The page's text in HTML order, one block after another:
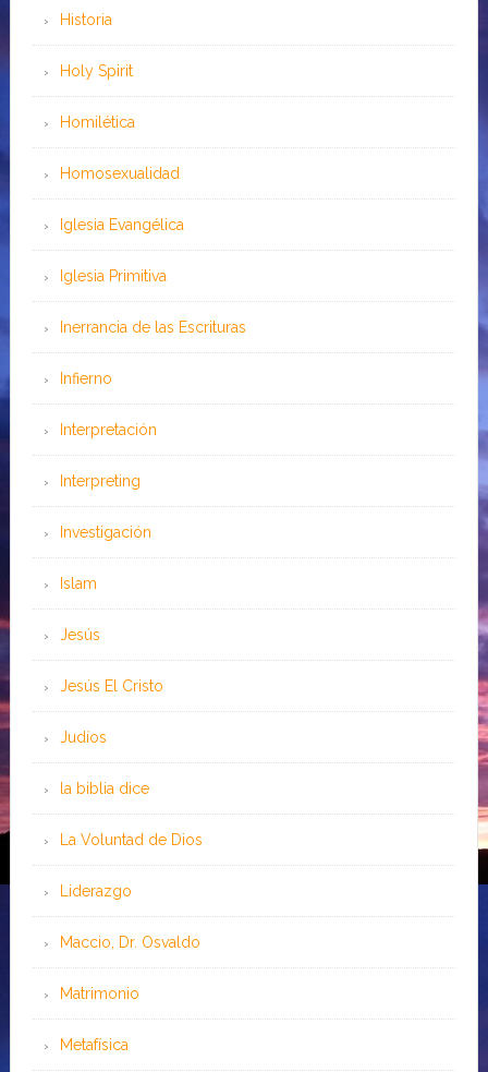
Historia
Holy Spirit
Homilética
Homosexualidad
Iglesia Evangélica
Iglesia Primitiva
Inerrancia de las Escrituras
Infierno
Interpretación
Interpreting
Investigación
Islam
Jesús
Jesús El Cristo
Judíos
la biblia dice
La Voluntad de Dios
Liderazgo
Maccio, Dr. Osvaldo
Matrimonio
Metafísica